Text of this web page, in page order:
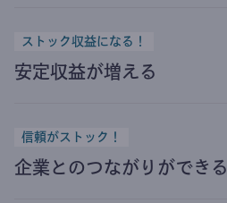
ストック収益になる！
安定収益が増える
信頼がストック！
企業とのつながりができる